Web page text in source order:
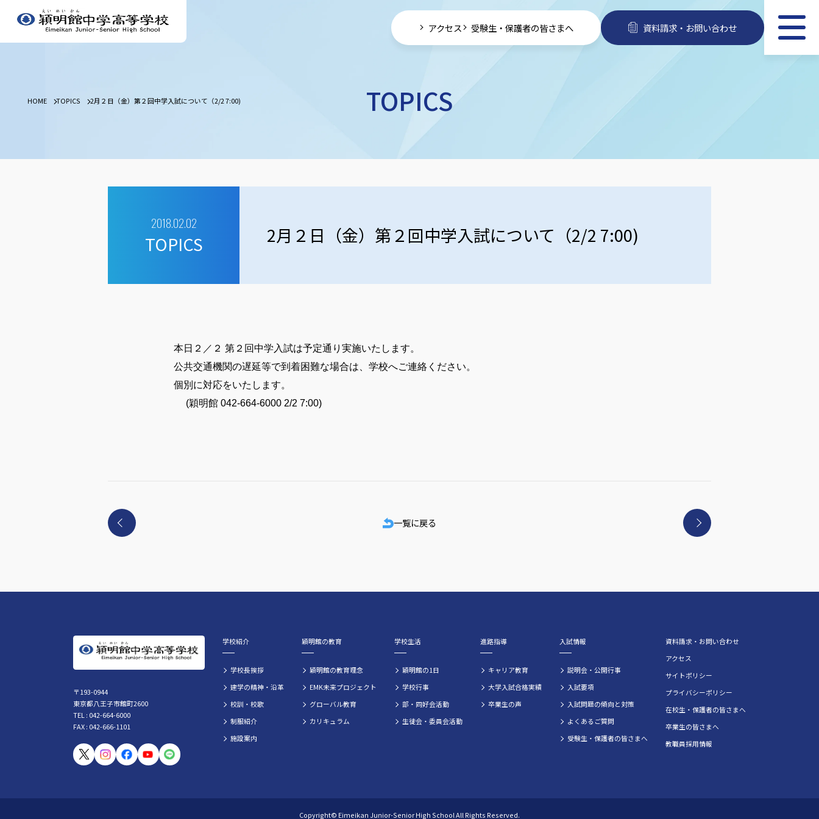
アクセス 受験生・保護者の皆さまへ 資料請求・お問い合わせ
HOME TOPICS 2月２日（金）第２回中学入試について（2/2 7:00) TOPICS
2018.02.02
TOPICS 2月２日（金）第２回中学入試について（2/2 7:00)
本日２／２ 第２回中学入試は予定通り実施いたします。
公共交通機関の遅延等で到着困難な場合は、学校へご連絡ください。
個別に対応をいたします。
(穎明館 042-664-6000 2/2 7:00)
一覧に戻る
〒193-0944
東京都八王子市館町2600
TEL : 042-664-6000
FAX : 042-666-1101
学校紹介
学校長挨拶
建学の精神・沿革
校訓・校歌
制服紹介
施設案内
穎明館の教育
穎明館の教育理念
EMK未来プロジェクト
グローバル教育
カリキュラム
学校生活
穎明館の1日
学校行事
部・同好会活動
生徒会・委員会活動
進路指導
キャリア教育
大学入試合格実績
卒業生の声
入試情報
説明会・公開行事
入試要項
入試問題の傾向と対策
よくあるご質問
受験生・保護者の皆さまへ
資料請求・お問い合わせ
アクセス
サイトポリシー
プライバシーポリシー
在校生・保護者の皆さまへ
卒業生の皆さまへ
教職員採用情報
Copyright© Eimeikan Junior-Senior High School All Rights Reserved.